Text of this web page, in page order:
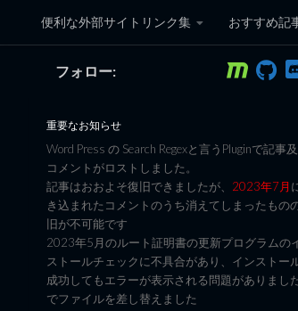
コンテンツへスキップ
便利な外部サイトリンク集 おすすめ記
黒翼猫のコン
フォロー:
重要なお知らせ
Word Press の Search Regexと言うPluginで記事
コメントがロストしました。
記事はおおよそ復旧できましたが、 2023年7月
き込まれたコメントのうち消えてしまったもの
旧が不可能です
2023年5月のルート証明書の更新プログラムの
ストールチェックに不具合があり、インストー
成功してもエラーが表示される問題がありまし
でファイルを差し替えました